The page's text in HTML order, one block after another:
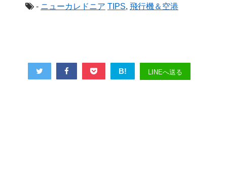
- ニューカレドニア TIPS, 飛行機＆空港
B! LINEへ送る